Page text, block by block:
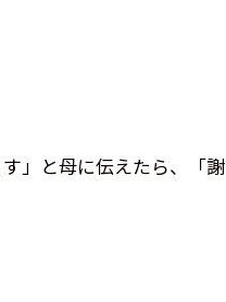
」と母に伝えたら、「謝